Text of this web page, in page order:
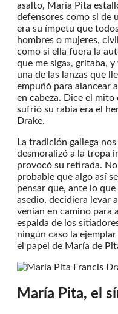
asalto, María Pita
defensores como si de
era su ímpetu que
hombres o mujeres,
como si ella fuera la
que me siga», gritaba,
una de las lanzas que
empuñó para alancear
en cabeza. Dice el
sufrió su rabia era el
Drake.
La tradición gallega
desmoralizó a la tropa
provocó su retirada.
probable que algo así
pensar que, ante lo
asedio, decidiera levar
venían en camino para
espalda de los
ningún caso la
el papel de María de
María Pita, el